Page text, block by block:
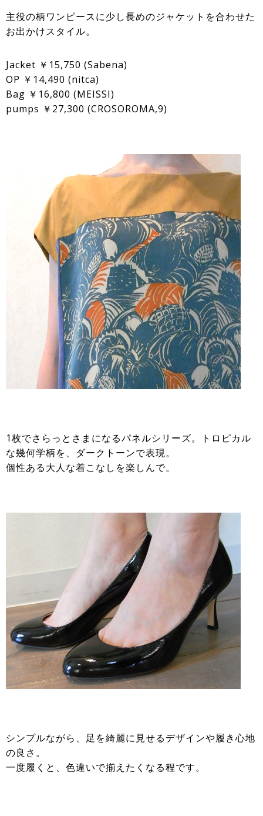
主役の柄ワンピースに少し長めのジャケットを合わせた
お出かけスタイル。
Jacket ￥15,750 (Sabena)
OP ￥14,490 (nitca)
Bag ￥16,800 (MEISSI)
pumps ￥27,300 (CROSOROMA,9)
1枚でさらっとさまになるパネルシリーズ。トロピカル
な幾何学柄を、ダークトーンで表現。
個性ある大人な着こなしを楽しんで。
シンプルながら、足を綺麗に見せるデザインや履き心地
の良さ。
一度履くと、色違いで揃えたくなる程です。